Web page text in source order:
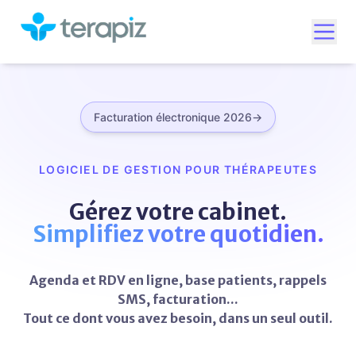
Facturation électronique 2026→
LOGICIEL DE GESTION POUR THÉRAPEUTES
Gérez votre cabinet.
Simplifiez votre quotidien.
Agenda et RDV en ligne, base patients, rappels
SMS, facturation...
Tout ce dont vous avez besoin, dans un seul outil.